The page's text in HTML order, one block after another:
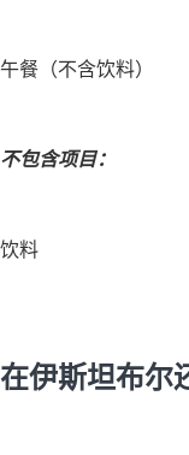
午餐（不含饮料）
不包含项目：
饮料
在伊斯坦布尔